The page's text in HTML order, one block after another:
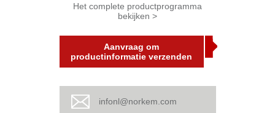
Het complete productprogramma
bekijken >
Aanvraag om
productinformatie verzenden
infonl@norkem.com